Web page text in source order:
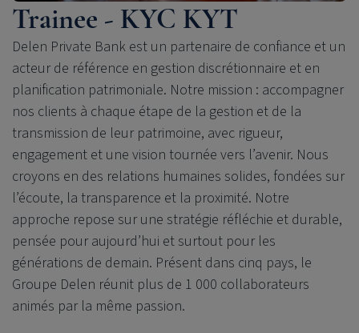
Trainee - KYC KYT
Delen Private Bank est un partenaire de confiance et un
acteur de référence en gestion discrétionnaire et en
planification patrimoniale. Notre mission : accompagner
nos clients à chaque étape de la gestion et de la
transmission de leur patrimoine, avec rigueur,
engagement et une vision tournée vers l’avenir. Nous
croyons en des relations humaines solides, fondées sur
l’écoute, la transparence et la proximité. Notre
approche repose sur une stratégie réfléchie et durable,
pensée pour aujourd’hui et surtout pour les
générations de demain. Présent dans cinq pays, le
Groupe Delen réunit plus de 1 000 collaborateurs
animés par la même passion.